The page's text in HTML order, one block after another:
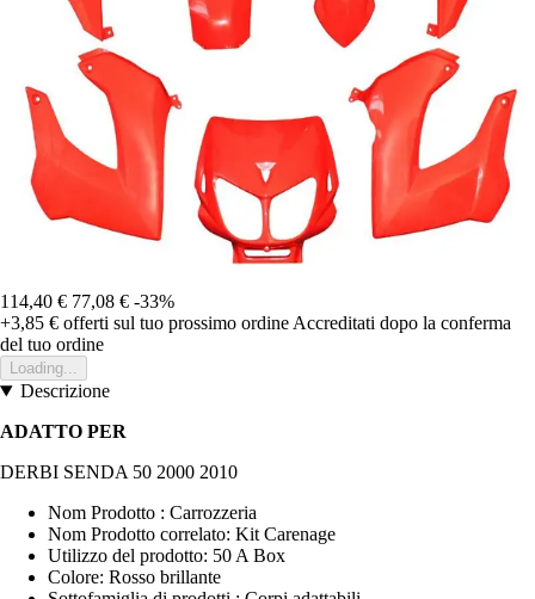
114,40 € 77,08 € -33%
+3,85 € offerti sul tuo prossimo ordine Accreditati dopo la conferma
del tuo ordine
Loading...
Descrizione
ADATTO PER
DERBI SENDA 50 2000 2010
Nom Prodotto : Carrozzeria
Nom Prodotto correlato: Kit Carenage
Utilizzo del prodotto: 50 A Box
Colore: Rosso brillante